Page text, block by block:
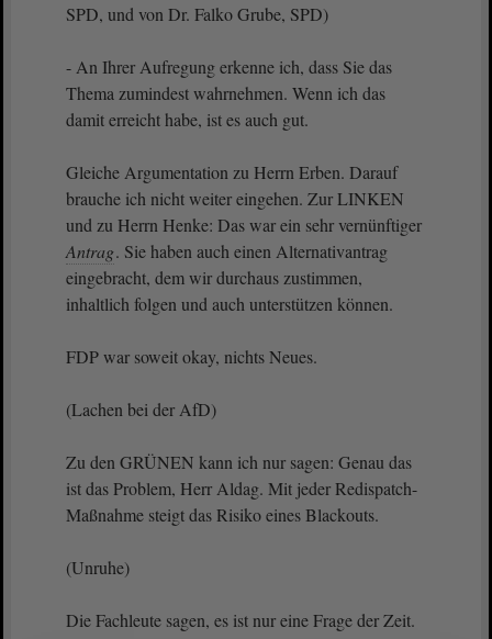
SPD, und von Dr. Falko Grube, SPD)
- An Ihrer Aufregung erkenne ich, dass Sie das
Thema zumindest wahrnehmen. Wenn ich das
damit erreicht habe, ist es auch gut.
Gleiche Argumentation zu Herrn Erben. Darauf
brauche ich nicht weiter eingehen. Zur LINKEN
und zu Herrn Henke: Das war ein sehr vernünftiger
Antrag. Sie haben auch einen Alternativantrag
eingebracht, dem wir durchaus zustimmen,
inhaltlich folgen und auch unterstützen können.
FDP war soweit okay, nichts Neues.
(Lachen bei der AfD)
Zu den GRÜNEN kann ich nur sagen: Genau das
ist das Problem, Herr Aldag. Mit jeder Redispatch-
Maßnahme steigt das Risiko eines Blackouts.
(Unruhe)
Die Fachleute sagen, es ist nur eine Frage der Zeit.